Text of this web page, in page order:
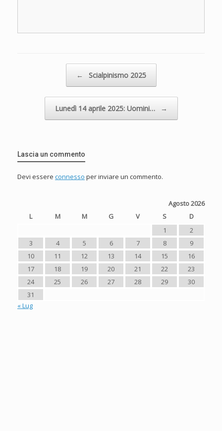
← Scialpinismo 2025
Lunedì 14 aprile 2025: Uomini… →
Lascia un commento
Devi essere connesso per inviare un commento.
Agosto 2026
L
M M G V S
D
1
2
3
4 5 6 7 8
9
10
11 12 13 14 15
16
17
18 19 20 21 22
23
24
25 26 27 28 29
30
31
« Lug